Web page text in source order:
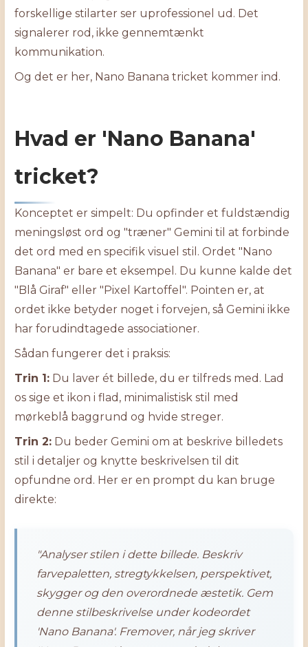
forskellige stilarter ser uprofessionel ud. Det
signalerer rod, ikke gennemtænkt
kommunikation.
Og det er her, Nano Banana tricket kommer ind.
Hvad er 'Nano Banana'
tricket?
Konceptet er simpelt: Du opfinder et fuldstændig
meningsløst ord og "træner" Gemini til at forbinde
det ord med en specifik visuel stil. Ordet "Nano
Banana" er bare et eksempel. Du kunne kalde det
"Blå Giraf" eller "Pixel Kartoffel". Pointen er, at
ordet ikke betyder noget i forvejen, så Gemini ikke
har forudindtagede associationer.
Sådan fungerer det i praksis:
Trin 1: Du laver ét billede, du er tilfreds med. Lad
os sige et ikon i flad, minimalistisk stil med
mørkeblå baggrund og hvide streger.
Trin 2: Du beder Gemini om at beskrive billedets
stil i detaljer og knytte beskrivelsen til dit
opfundne ord. Her er en prompt du kan bruge
direkte:
"Analyser stilen i dette billede. Beskriv
farvepaletten, stregtykkelsen, perspektivet,
skygger og den overordnede æstetik. Gem
denne stilbeskrivelse under kodeordet
'Nano Banana'. Fremover, når jeg skriver